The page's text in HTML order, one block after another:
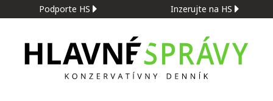
Podporte HS Inzerujte na HS